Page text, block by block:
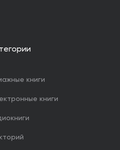
книги
книги